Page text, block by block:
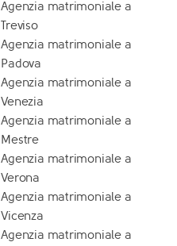
Agenzia matrimoniale a
Treviso
Agenzia matrimoniale a
Padova
Agenzia matrimoniale a
Venezia
Agenzia matrimoniale a
Mestre
Agenzia matrimoniale a
Verona
Agenzia matrimoniale a
Vicenza
Agenzia matrimoniale a